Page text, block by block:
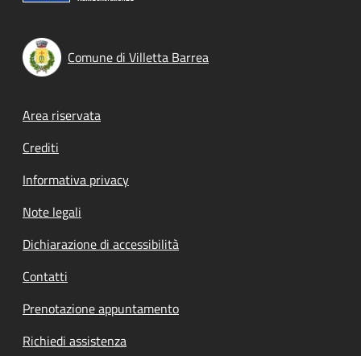
Comune di Villetta Barrea
Footer menu
Area riservata
Crediti
Informativa privacy
Note legali
Dichiarazione di accessibilità
Contatti
Prenotazione appuntamento
Richiedi assistenza